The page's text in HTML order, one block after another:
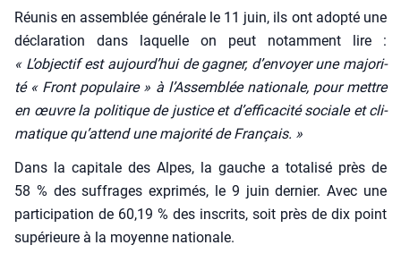
Réunis en assem­blée géné­rale le 11 juin, ils ont adop­té une
décla­ra­tion dans laquelle on peut notam­ment lire :
« L’objectif est aujourd’hui de gagner, d’envoyer une majo­ri­
té « Front popu­laire » à l’Assemblée natio­nale, pour mettre
en œuvre la poli­tique de jus­tice et d’efficacité sociale et cli­
ma­tique qu’attend une majo­ri­té de Fran­çais. »
Dans la capi­tale des Alpes, la gauche a tota­li­sé près de
58 % des suf­frages expri­més, le 9 juin der­nier. Avec une
par­ti­ci­pa­tion de 60,19 % des ins­crits, soit près de dix point
supé­rieure à la moyenne natio­nale.